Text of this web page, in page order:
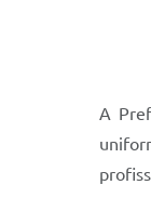
A